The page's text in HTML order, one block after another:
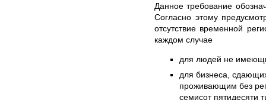
Данное требование
Согласно этому
отсутствие временной
каждом случае
для людей не
для бизнеса,
проживающим без
семисот пятидесяти